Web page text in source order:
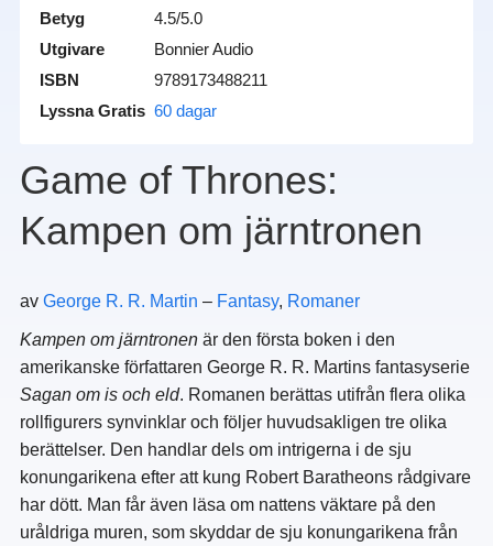
Betyg
4.5/5.0
Utgivare
Bonnier Audio
ISBN
9789173488211
Lyssna Gratis 60 dagar
Game of Thrones:
Kampen om järntronen
av George R. R. Martin – Fantasy, Romaner
Kampen om järntronenär den första boken i den
amerikanske författaren George R. R. Martins fantasyserie
Sagan om is och eld. Romanen berättas utifrån flera olika
rollfigurers synvinklar och följer huvudsakligen tre olika
berättelser. Den handlar dels om intrigerna i de sju
konungarikena efter att kung Robert Baratheons rådgivare
har dött. Man får även läsa om nattens väktare på den
uråldriga muren, som skyddar de sju konungarikena från